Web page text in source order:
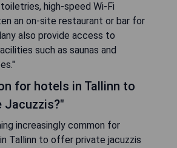
high-speed Wi-Fi
an on-site restaurant or bar for
also provide access to
such as saunas and
for hotels in Tallinn to
Jacuzzis?"
increasingly common for
Tallinn to offer private jacuzzis